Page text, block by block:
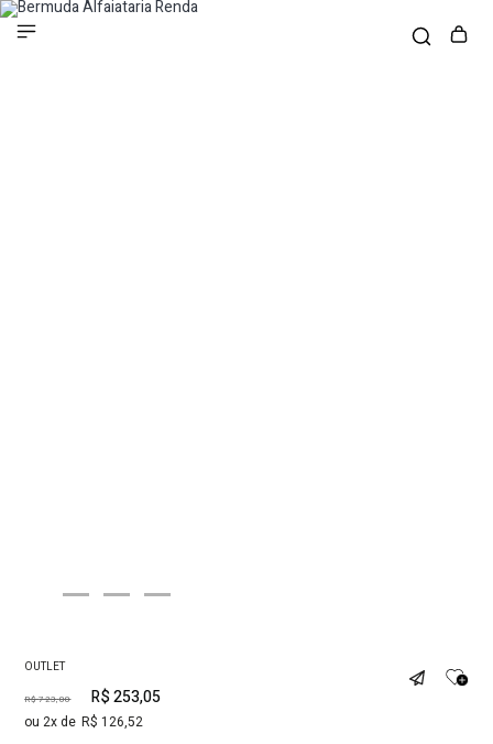
OUTLET
R$ 723,00 R$ 253,05
2 R$ 126,52